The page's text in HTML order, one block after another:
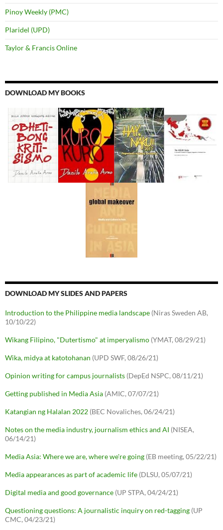
Pinoy Weekly (PMC)
Plaridel (UPD)
Taylor & Francis Online
DOWNLOAD MY BOOKS
DOWNLOAD MY SLIDES AND PAPERS
Introduction to the Philippine media landscape (Niras Sweden AB,
10/10/22)
Wikang Filipino, "Dutertismo" at imperyalismo (YMAT, 08/29/21)
Wika, midya at katotohanan (UPD SWF, 08/26/21)
Opinion writing for campus journalists (DepEd NSPC, 08/11/21)
Getting published in Media Asia (AMIC, 07/07/21)
Katangian ng Halalan 2022 (BEC Novaliches, 06/24/21)
Notes on the media industry, journalism ethics and AI (NISEA,
06/14/21)
Media Asia: Where we are, where we're going (EB meeting, 05/22/21)
Media appearances as part of academic life (DLSU, 05/07/21)
Digital media and good governance (UP STPA, 04/24/21)
Questioning questions: A journalistic inquiry on red-tagging (UP
CMC, 04/23/21)